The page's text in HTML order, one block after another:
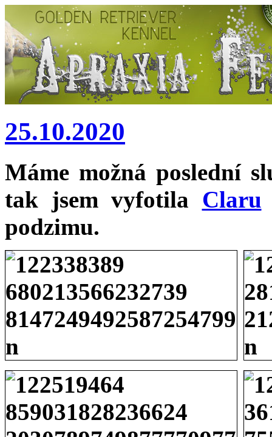
25.10.2020
Máme možná poslední
tak jsem vyfotila Claru
podzimu.